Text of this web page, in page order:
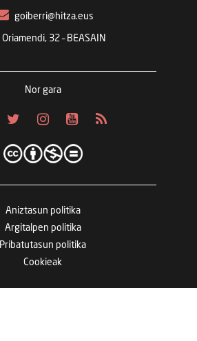
goiberri@hitza.eus
Oriamendi, 32 – BEASAIN
Nor gara
Aniztasun politika
Argitalpen politika
Pribatutasun politika
Cookieak